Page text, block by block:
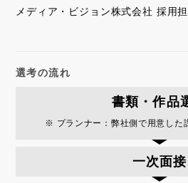
メディア・ビジョン株式会社 採用
選考の流れ
書類・作品
※ プランナー：弊社側で用意した
一次面接